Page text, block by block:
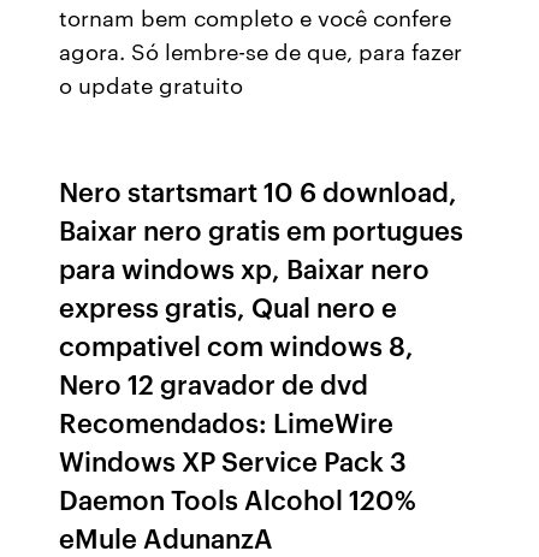
tornam bem completo e você confere
agora. Só lembre-se de que, para fazer
o update gratuito
Nero startsmart 10 6 download,
Baixar nero gratis em portugues
para windows xp, Baixar nero
express gratis, Qual nero e
compativel com windows 8,
Nero 12 gravador de dvd
Recomendados: LimeWire
Windows XP Service Pack 3
Daemon Tools Alcohol 120%
eMule AdunanzA